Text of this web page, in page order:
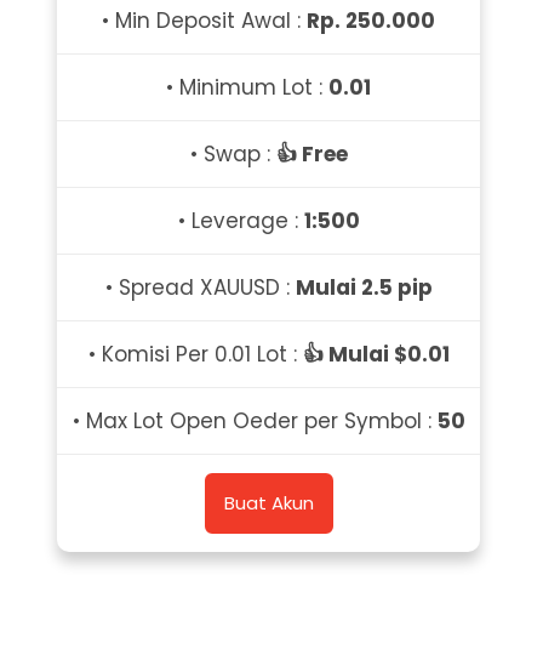
• Min Deposit Awal : Rp. 250.000
• Minimum Lot : 0.01
• Swap : 👍 Free
• Leverage : 1:500
• Spread XAUUSD : Mulai 2.5 pip
• Komisi Per 0.01 Lot : 👍 Mulai $0.01
• Max Lot Open Oeder per Symbol : 50
Buat Akun